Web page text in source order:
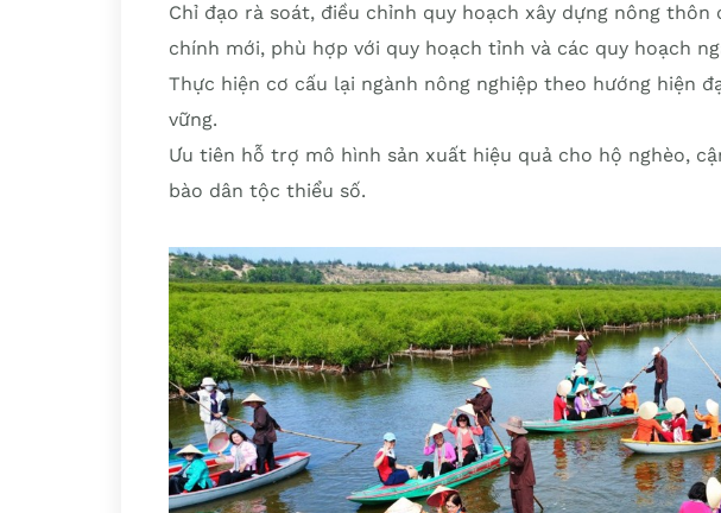
Chỉ đạo rà soát, điều chỉnh quy hoạch xây dựng nông thôn
chính mới, phù hợp với quy hoạch tỉnh và các quy hoạch
Thực hiện cơ cấu lại ngành nông nghiệp theo hướng hiện
vững.
Ưu tiên hỗ trợ mô hình sản xuất hiệu quả cho hộ nghèo,
bào dân tộc thiểu số.